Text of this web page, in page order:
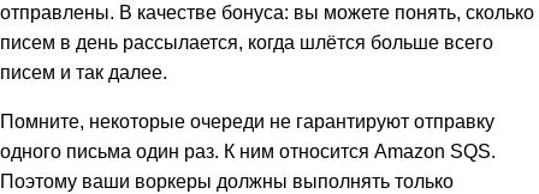
отправлены. В качестве бонуса: вы можете понять, сколько
писем в день рассылается, когда шлётся больше всего
писем и так далее.
Помните, некоторые очереди не гарантируют отправку
одного письма один раз. К ним относится Amazon SQS.
Поэтому ваши воркеры должны выполнять только